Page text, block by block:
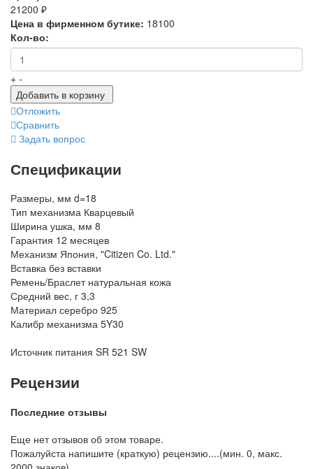
21200 ₽
Цена в фирменном бутике: 18100
Кол-во:
+ -
Добавить в корзину
Отложить
Сравнить
Задать вопрос
Спецификации
Размеры, мм d=18
Тип механизма Кварцевый
Ширина ушка, мм 8
Гарантия 12 месяцев
Механизм Япония, "Citizen Co. Ltd."
Вставка без вставки
Ремень/Браслет натуральная кожа
Средний вес, г 3,3
Материал серебро 925
Калибр механизма 5Y30
Источник питания SR 521 SW
Рецензии
Последние отзывы
Еще нет отзывов об этом товаре.
Пожалуйста напишите (краткую) рецензию....(мин. 0, макс.